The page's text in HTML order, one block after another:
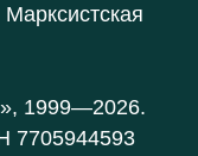
1999—2026.
7705944593